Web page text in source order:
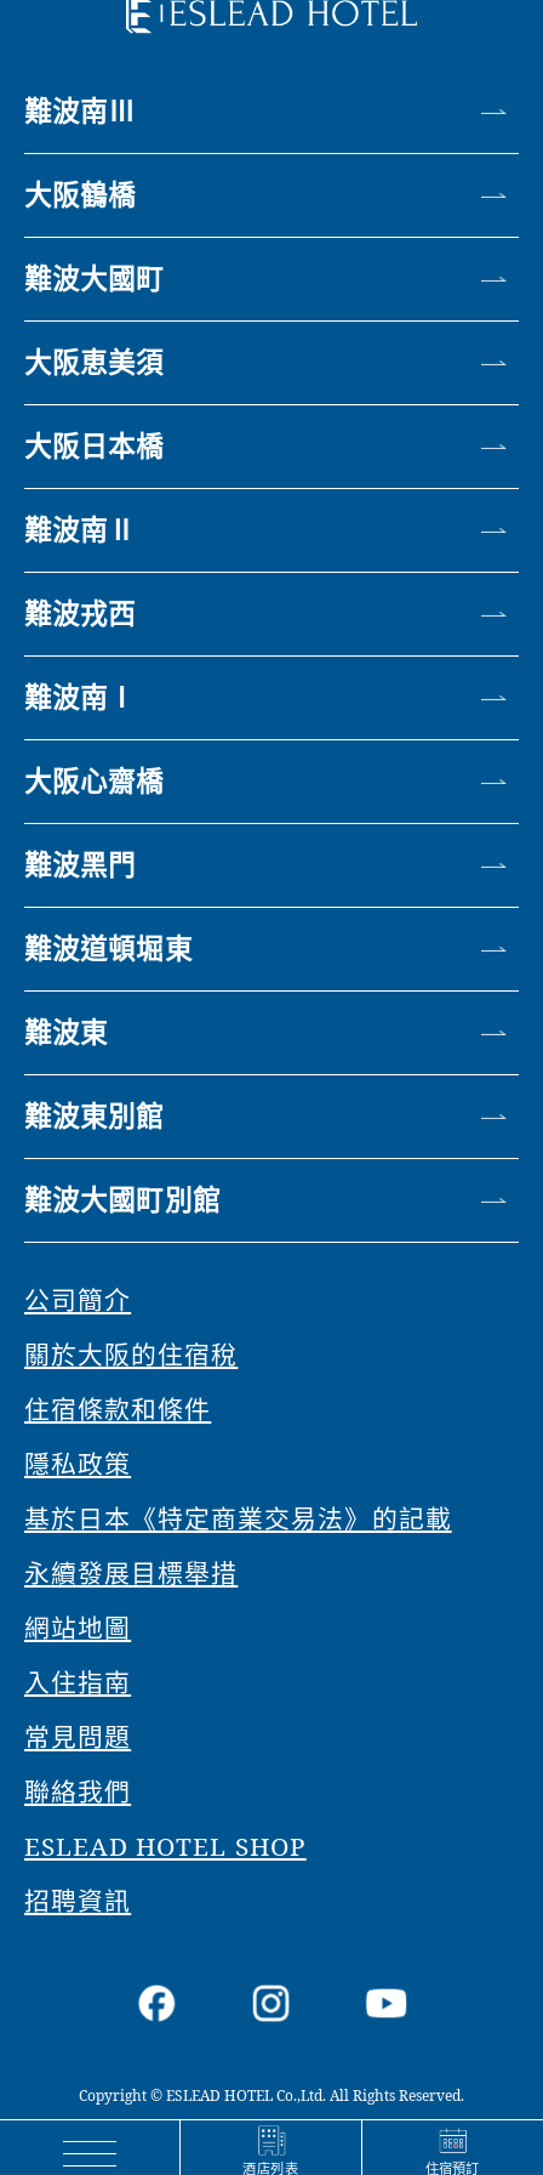
難波南Ⅲ
大阪鶴橋
難波大國町
大阪恵美須
大阪日本橋
難波南Ⅱ
難波戎西
難波南Ⅰ
大阪心齋橋
難波黑門
難波道頓堀東
難波東
難波東別館
難波大國町別館
公司簡介
關於大阪的住宿稅
住宿條款和條件
隱私政策
基於日本《特定商業交易法》的記載
永續發展目標舉措
網站地圖
入住指南
常見問題
聯絡我們
ESLEAD HOTEL SHOP
招聘資訊
Copyright © ESLEAD HOTEL Co.,Ltd. All Rights Reserved.
酒店列表 住宿預訂